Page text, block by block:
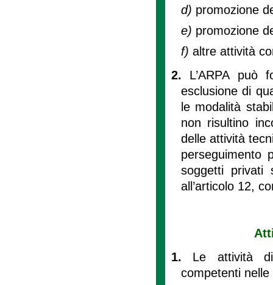
d) promozione
e) promozione
f) altre attività
2. L’ARPA può
esclusione di
le modalità
non risultino
delle attività
perseguimento
soggetti privati
all’articolo 12,
1. Le attività di
competenti